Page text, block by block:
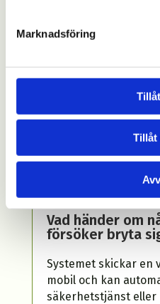
Marknadsföring
Tillåt
Vad händer om
telefon är
Säkerhet och trygghet
Vad händer om
försöker bryta
Systemet skickar en
mobil och kan
säkerhetstjänst eller